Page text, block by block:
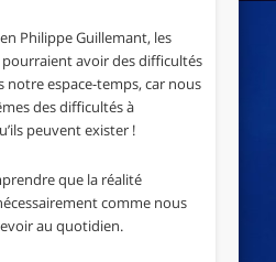
Philippe Guillemant, les
avoir des difficultés
notre espace-temps, car nous
des difficultés à
peuvent exister !
que la réalité
comme nous
au quotidien.